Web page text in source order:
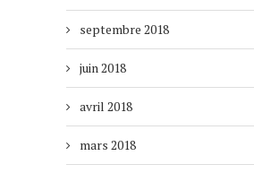
septembre 2018
juin 2018
avril 2018
mars 2018